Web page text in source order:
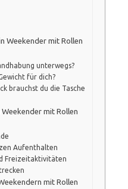
Weekender mit Rollen
unterwegs?
für dich?
brauchst du die Tasche
mit Rollen
Aufenthalten
Freizeitaktivitäten
mit Rollen